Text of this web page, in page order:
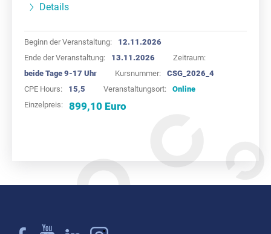
Details
Beginn der Veranstaltung:
12.11.2026
Ende der Veranstaltung:
13.11.2026
Zeitraum:
beide Tage 9-17 Uhr
Kursnummer:
CSG_2026_4
CPE Hours:
15,5 Veranstaltungsort:
Online
Einzelpreis:
899,10 Euro